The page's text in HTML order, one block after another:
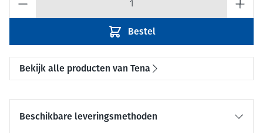
Bestel
Bekijk alle producten van Tena
Beschikbare leveringsmethoden